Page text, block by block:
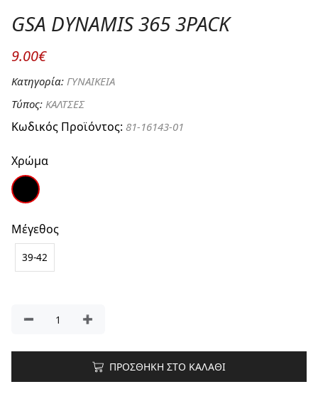
GSA DYNAMIS 365 3PACK
9.00€
Κατηγορία: ΓΥΝΑΙΚΕΙΑ
Τύπος: ΚΑΛΤΣΕΣ
Κωδικός Προϊόντος: 81-16143-01
Χρώμα
Μέγεθος
39-42
ΠΡΟΣΘΗΚΗ ΣΤΟ ΚΑΛΑΘΙ